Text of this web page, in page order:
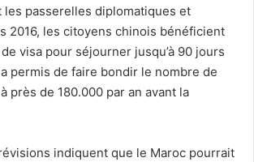
les passerelles diplomatiques et
2016, les citoyens chinois bénéficient
visa pour séjourner jusqu’à 90 jours
permis de faire bondir le nombre de
près de 180.000 par an avant la
indiquent que le Maroc pourrait